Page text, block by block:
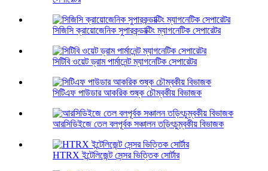
সিজিসি ক্রায়োজেনিক সুপারকন্ডাক্টিং ম্যাগনেটিক সেপারেটর
সিটিবি ওয়েট ড্রাম পার্মানেন্ট ম্যাগনেটিক সেপারেটর
সিটিএফ পাউডার আকরিক শুষ্ক চৌম্বকীয় বিভাজক
আরসিডিইজে তেল বলপূর্বক সঞ্চালন তড়িৎচুম্বকীয় বিভাজক
HTRX ইন্টেলিজেন্ট সেন্সর ভিত্তিক সোর্টার